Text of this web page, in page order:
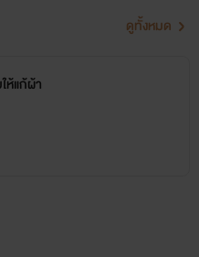
ดูทั้งหมด
ห้แก้ผ้า